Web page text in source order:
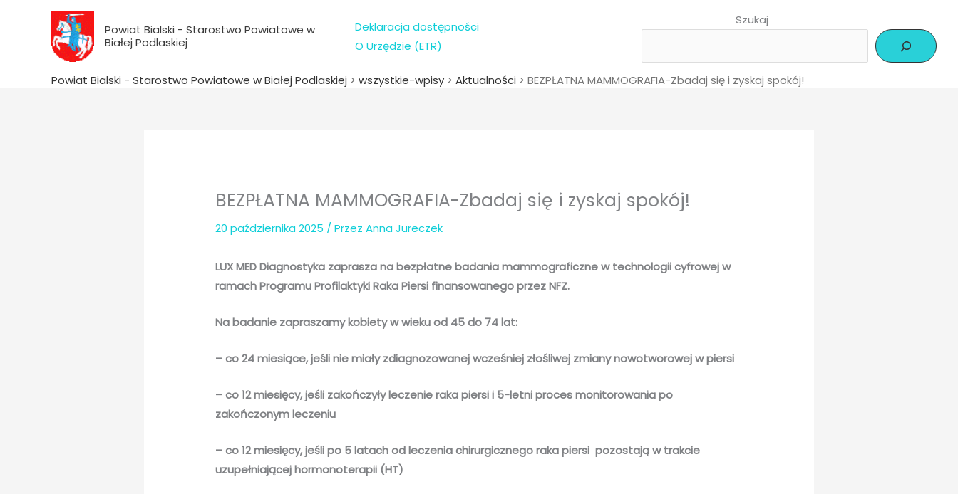
Powiat Bialski - Starostwo Powiatowe w
Białej Podlaskiej
Deklaracja dostępności
O Urzędzie (ETR)
Szukaj
Powiat Bialski - Starostwo Powiatowe w Białej Podlaskiej > wszystkie-wpisy > Aktualności > BEZPŁATNA MAMMOGRAFIA-Zbadaj się i zyskaj spokój!
BEZPŁATNA MAMMOGRAFIA-Zbadaj się i zyskaj spokój!
20 października 2025 / PrzezAnna Jureczek
LUX MED Diagnostyka zaprasza na bezpłatne badania mammograficzne w technologii cyfrowej w
ramach Programu Profilaktyki Raka Piersi finansowanego przez NFZ.
Na badanie zapraszamy kobiety w wieku od 45 do 74 lat:
– co 24 miesiące, jeśli nie miały zdiagnozowanej wcześniej złośliwej zmiany nowotworowej w piersi
– co 12 miesięcy, jeśli zakończyły leczenie raka piersi i 5-letni proces monitorowania po
zakończonym leczeniu
– co 12 miesięcy, jeśli po 5 latach od leczenia chirurgicznego raka piersi pozostają w trakcie
uzupełniającej hormonoterapii (HT)